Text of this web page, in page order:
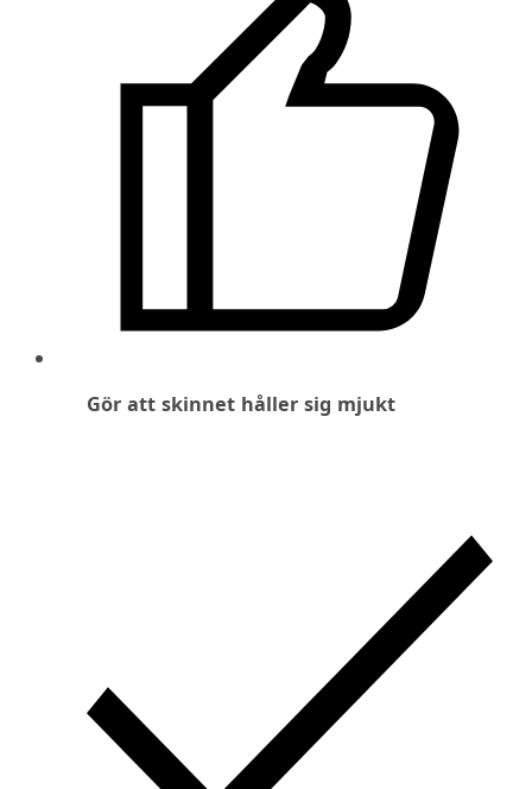
Gör att skinnet håller sig mjukt